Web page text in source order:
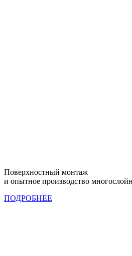
Поверхностный монтаж
и опытное производство
ПОДРОБНЕЕ